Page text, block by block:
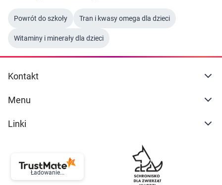
Powrót do szkoły Tran i kwasy omega dla dzieci
Witaminy i minerały dla dzieci
Kontakt
Menu
Linki
Ładowanie...